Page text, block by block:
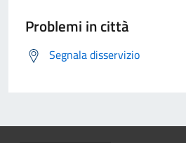
Problemi in città
Segnala disservizio